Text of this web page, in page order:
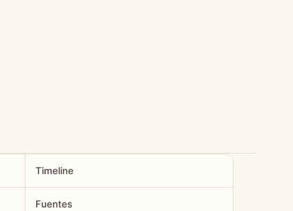
Timeline
Fuentes